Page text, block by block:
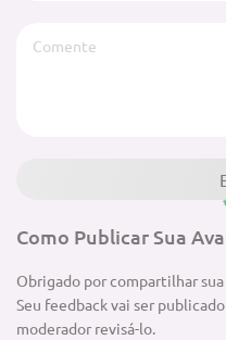
Como Publicar Sua
Obrigado por compartilhar
Seu feedback vai ser
moderador revisá-lo.